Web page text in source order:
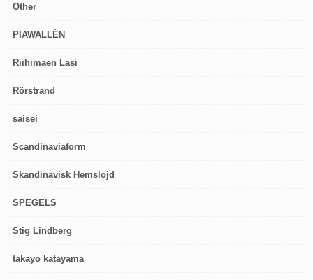
Other
PIAWALLÉN
Riihimaen Lasi
Rörstrand
saisei
Scandinaviaform
Skandinavisk Hemslojd
SPEGELS
Stig Lindberg
takayo katayama